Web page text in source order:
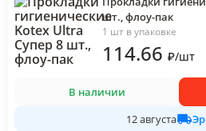
шт., флоу-пак
1 шт в упаковке
114.66 ₽/шт
В наличии
12 августа